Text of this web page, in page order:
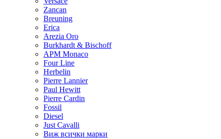
Zancan
Breuning
Erica
Arezia Oro
Burkhardt & Bischoff
APM Monaco
Four Line
Herbelin
Pierre Lannier
Paul Hewitt
Pierre Cardin
Fossil
Diesel
Just Cavalli
Виж всички марки